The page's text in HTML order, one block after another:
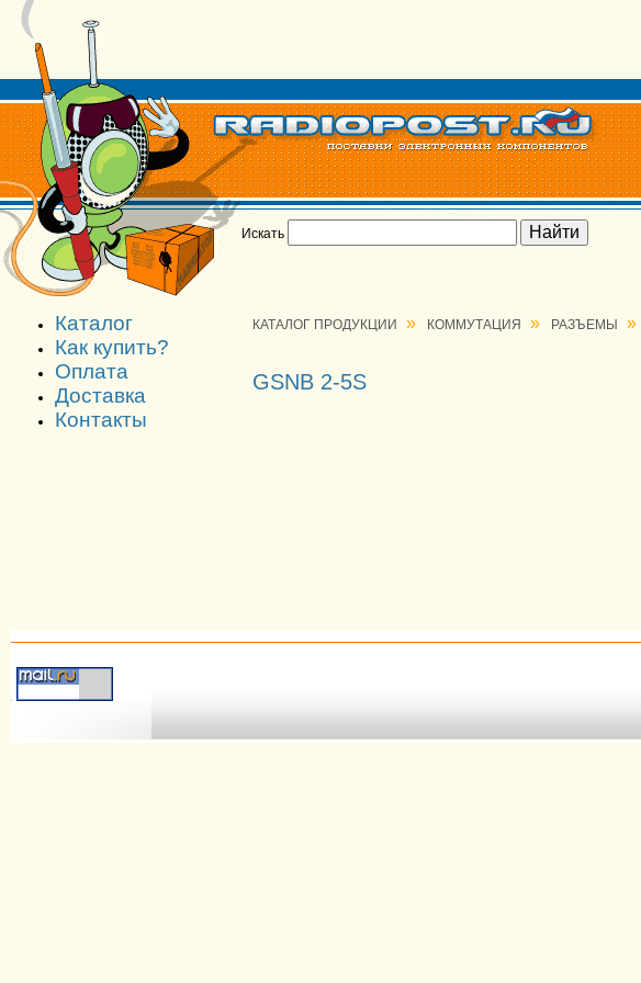
Искать
Каталог
Как купить?
Оплата
Доставка
Контакты
КАТАЛОГ ПРОДУКЦИИ » КОММУТАЦИЯ » РАЗЪЕМЫ »
GSNB 2-5S